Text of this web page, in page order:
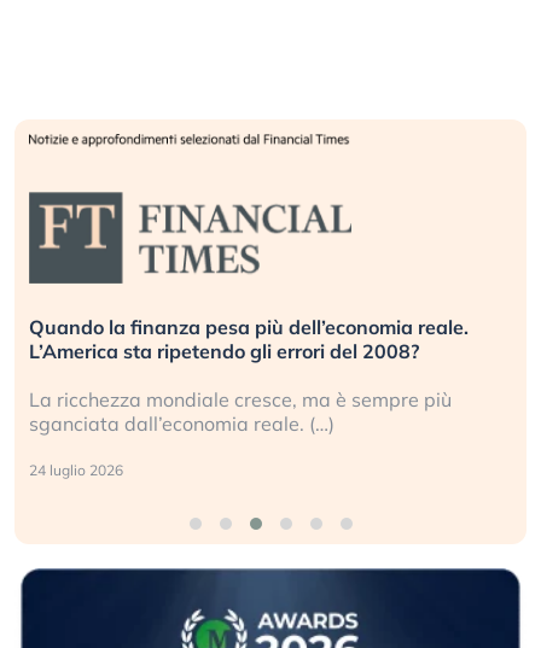
Quando la finanza pesa più dell’economia reale.
L’America sta ripetendo gli errori del 2008?
La ricchezza mondiale cresce, ma è sempre più
sganciata dall’economia reale. (…)
24 luglio 2026